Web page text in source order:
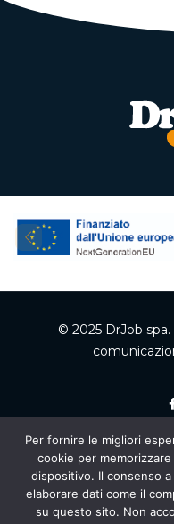
© 2025 DrJob
P.IVA 04502150610 – Codice REA
Ente accreditato dalla Regione
orientamento, decreto n. 2 del
lavoro autorizzata dal Ministero
(Ricerca e selezione del personale) –
Nazionale di Ripresa e
Componente 1 “Politiche per il
Per fornire le migliori
cookie per
dispositivo. Il consenso
elaborare dati come il
su questo sito. Non